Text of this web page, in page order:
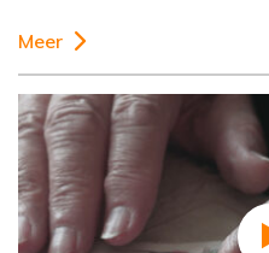
Meer